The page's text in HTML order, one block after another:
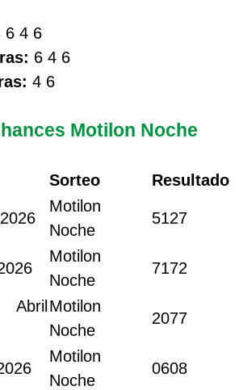
6 4 6
6 4 6
4 6
Motilon Noche
Sorteo Resultado
Motilon
Noche
5127
Motilon
Noche
7172
Abril Motilon
Noche
2077
Motilon
Noche
0608